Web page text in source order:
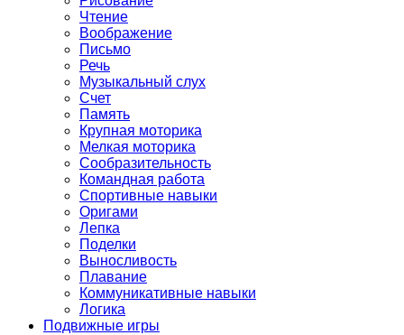
Чтение
Воображение
Письмо
Речь
Музыкальный слух
Счет
Память
Крупная моторика
Мелкая моторика
Сообразительность
Командная работа
Спортивные навыки
Оригами
Лепка
Поделки
Выносливость
Плавание
Коммуникативные навыки
Логика
Подвижные игры